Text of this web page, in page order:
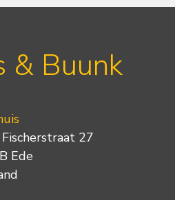
& Buunk
27
Ede